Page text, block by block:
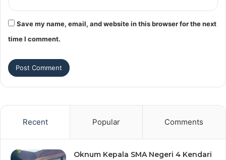
Save my name, email, and website in this browser for the next
time I comment.
Recent Popular Comments
Oknum Kepala SMA Negeri 4 Kendari